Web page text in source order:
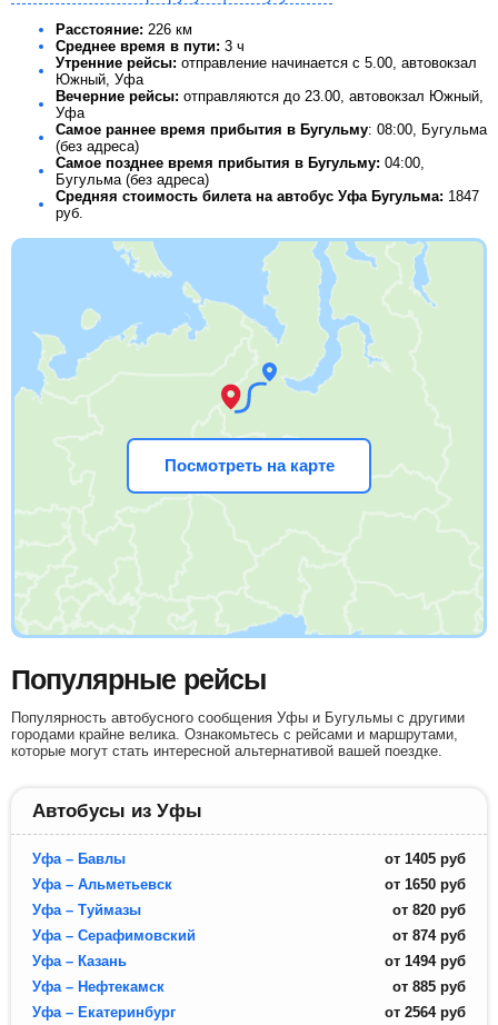
Расстояние: 226 км
Среднее время в пути: 3 ч
Утренние рейсы: отправление начинается с 5.00, автовокзал
Южный, Уфа
Вечерние рейсы: отправляются до 23.00, автовокзал Южный,
Уфа
Самое раннее время прибытия в Бугульму: 08:00, Бугульма
(без адреса)
Самое позднее время прибытия в Бугульму: 04:00,
Бугульма (без адреса)
Средняя стоимость билета на автобус Уфа Бугульма: 1847
руб.
Посмотреть на карте
Популярные рейсы
Популярность автобусного сообщения Уфы и Бугульмы с другими
городами крайне велика. Ознакомьтесь с рейсами и маршрутами,
которые могут стать интересной альтернативой вашей поездке.
Автобусы из Уфы
Уфа – Бавлы от 1405 руб
Уфа – Альметьевск
от 1650 руб
Уфа – Туймазы
от 820 руб
Уфа – Серафимовский
от 874 руб
Уфа – Казань
от 1494 руб
Уфа – Нефтекамск
от 885 руб
Уфа – Екатеринбург
от 2564 руб